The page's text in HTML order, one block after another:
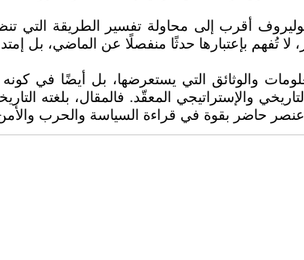
أقرب إلى محاولة تفسير الطريقة التي
لا تُفهم بإعتبارها حدثًا منفصلًا عن الماضي،
والوثائق التي يستعرضها، بل أيضًا في
والإستراتيجي المعقّد. فالمقال، بلغته
عنصر حاضر بقوة في قراءة السياسة والحرب